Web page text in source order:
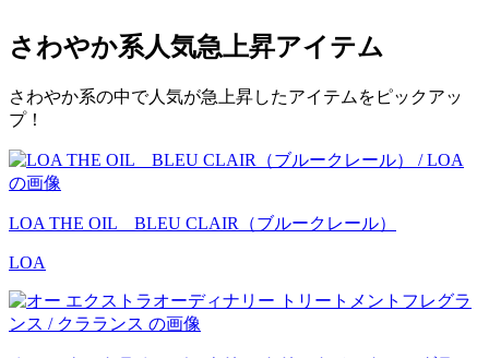
さわやか系人気急上昇アイテム
さわやか系の中で人気が急上昇したアイテムをピックアッ
プ！
LOA THE OIL BLEU CLAIR（ブルークレール）
LOA